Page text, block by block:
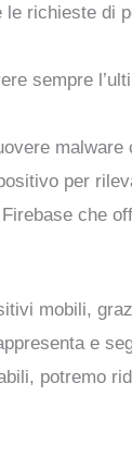
le richieste
sempre
malware
per
che
mobili,
e
potremo